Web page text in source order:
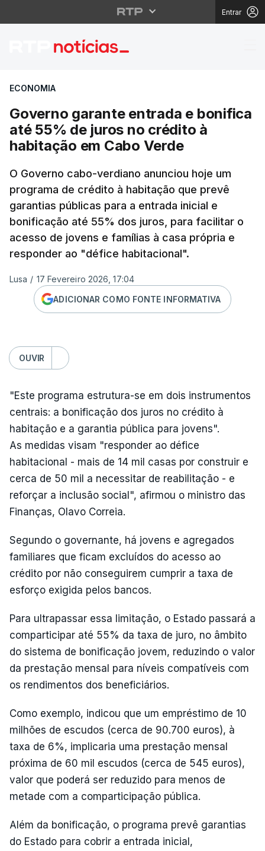
Entrar
Governo garante
ECONOMIA
Governo garante entrada e bonifica
até 55% de juros no crédito à
habitação em Cabo Verde
O Governo cabo-verdiano anunciou hoje um
programa de crédito à habitação que prevê
garantias públicas para a entrada inicial e
bonificação até 55% dos juros, para facilitar o
acesso de jovens e famílias à casa própria e
responder ao "défice habitacional".
Lusa / 17 Fevereiro 2026, 17:04
ADICIONAR COMO FONTE INFORMATIVA
OUVIR
"Este programa estrutura-se em dois instrumentos
centrais: a bonificação dos juros no crédito à
habitação e a garantia pública para jovens".
As medidas visam "responder ao défice
habitacional - mais de 14 mil casas por construir e
cerca de 50 mil a necessitar de reabilitação - e
reforçar a inclusão social", afirmou o ministro das
Finanças, Olavo Correia.
Segundo o governante, há jovens e agregados
familiares que ficam excluídos do acesso ao
crédito por não conseguirem cumprir a taxa de
esforço exigida pelos bancos.
Para ultrapassar essa limitação, o Estado passará a
comparticipar até 55% da taxa de juro, no âmbito
do sistema de bonificação jovem, reduzindo o valor
da prestação mensal para níveis compatíveis com
os rendimentos dos beneficiários.
Como exemplo, indicou que um empréstimo de 10
milhões de escudos (cerca de 90.700 euros), à
taxa de 6%, implicaria uma prestação mensal
próxima de 60 mil escudos (cerca de 545 euros),
valor que poderá ser reduzido para menos de
metade com a comparticipação pública.
Além da bonificação, o programa prevê garantias
do Estado para cobrir a entrada inicial,